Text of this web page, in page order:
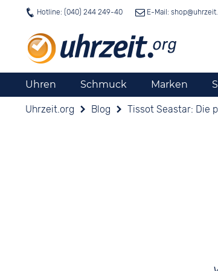
Hotline: (040) 244 249-40 E-Mail: shop@
Uhren Schmuck Marken
Uhrzeit.org Blog Tissot Seastar: Die